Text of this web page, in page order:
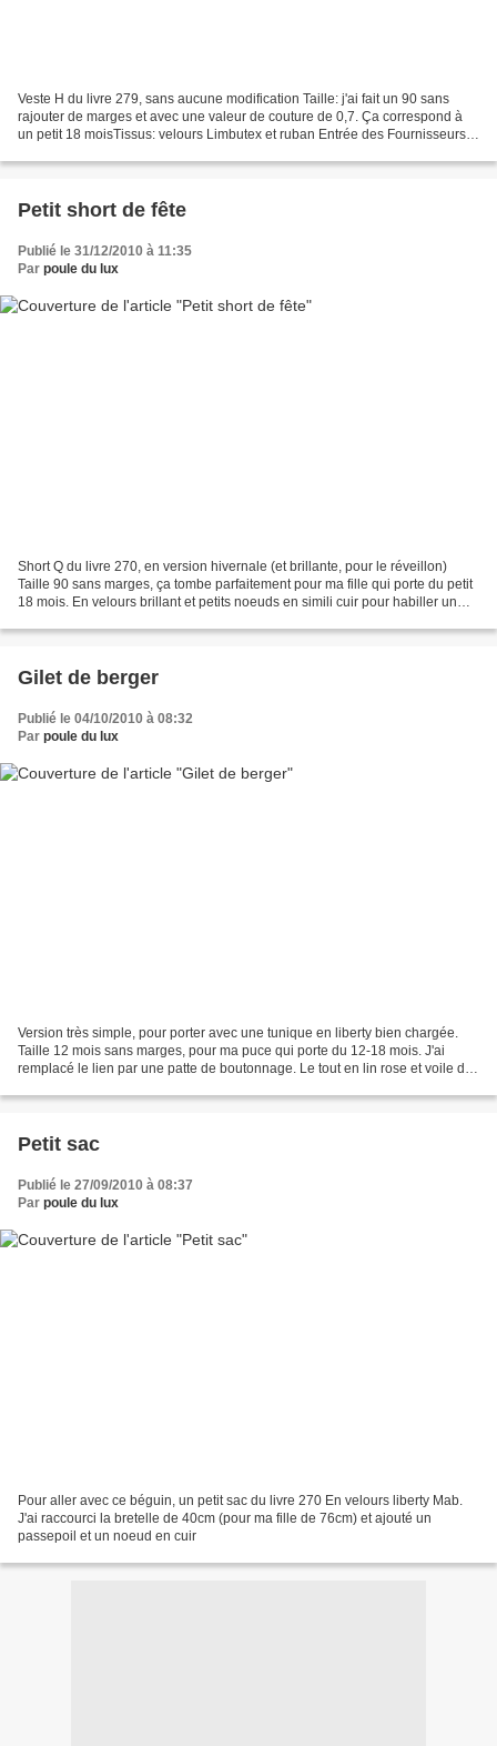
Veste H du livre 279, sans aucune modification Taille: j'ai fait un 90 sans
rajouter de marges et avec une valeur de couture de 0,7. Ça correspond à
un petit 18 moisTissus: velours Limbutex et ruban Entrée des Fournisseurs
Petit short de fête
Publié le 31/12/2010 à 11:35
Par poule du lux
Short Q du livre 270, en version hivernale (et brillante, pour le réveillon)
Taille 90 sans marges, ça tombe parfaitement pour ma fille qui porte du petit
18 mois. En velours brillant et petits noeuds en simili cuir pour habiller un
Gilet de berger
Publié le 04/10/2010 à 08:32
Par poule du lux
Version très simple, pour porter avec une tunique en liberty bien chargée.
Taille 12 mois sans marges, pour ma puce qui porte du 12-18 mois. J'ai
remplacé le lien par une patte de boutonnage. Le tout en lin rose et voile de
Petit sac
Publié le 27/09/2010 à 08:37
Par poule du lux
Pour aller avec ce béguin, un petit sac du livre 270 En velours liberty Mab.
J'ai raccourci la bretelle de 40cm (pour ma fille de 76cm) et ajouté un
passepoil et un noeud en cuir